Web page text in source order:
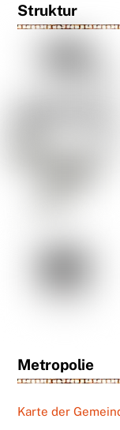
Struktur
Metropolie
Karte der